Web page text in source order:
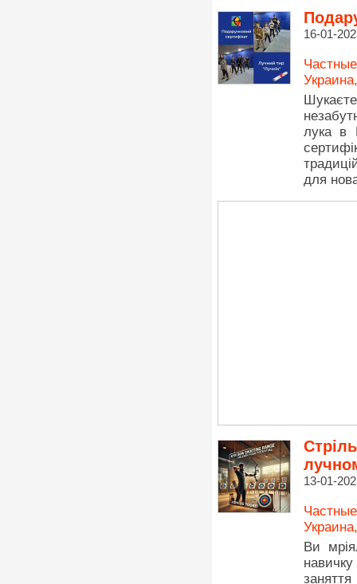
16-01-
лука в
для
13-01-
Ви